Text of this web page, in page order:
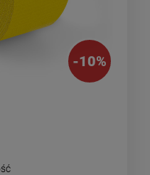
-10%